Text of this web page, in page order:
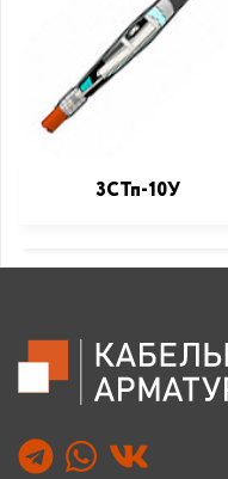
3СТп-10У